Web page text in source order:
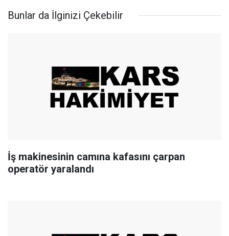
Bunlar da İlginizi Çekebilir
İş makinesinin camına kafasını çarpan
operatör yaralandı